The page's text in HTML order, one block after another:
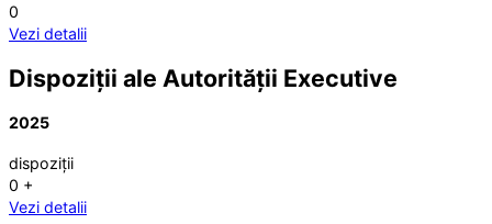
0
Vezi detalii
Dispoziții ale Autorității Executive
2025
dispoziții
0 +
Vezi detalii